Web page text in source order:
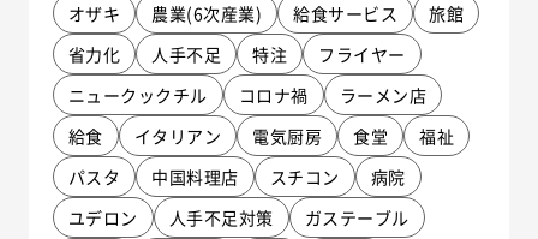
オザキ
農業(6次産業) 給食サービス
旅館
省力化
人手不足 特注
フライヤー
ニュークックチル
コロナ禍
ラーメン店
給食
イタリアン 電気厨房 食堂
福祉
パスタ
中国料理店 スチコン
病院
ユデロン
人手不足対策
ガステーブル